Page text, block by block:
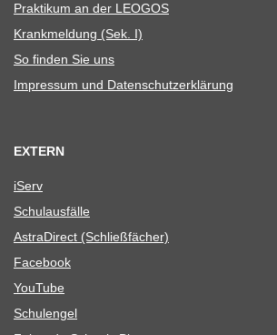
Prak­ti­kum an der LEOGOS
Krank­mel­dung (Sek. I)
So fin­den Sie uns
Impres­sum und Datenschutzerklärung
EXTERN
iServ
Schul­aus­fälle
Astra­Di­rect (Schließ­fä­cher)
Face­book
You­Tube
Schul­en­gel